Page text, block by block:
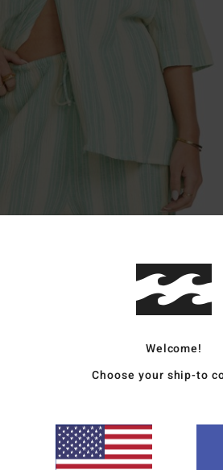
Welcome!
Choose your ship-to